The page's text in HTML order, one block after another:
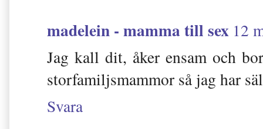
madelein - mamma till sex 12
Jag kall dit, åker ensam och
storfamiljsmammor så jag har
Svara